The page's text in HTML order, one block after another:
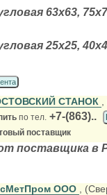
63х63,
25х25,
СТАНОК
по тел. +7-(863)..
поставщик
поставщика в
ООО ,